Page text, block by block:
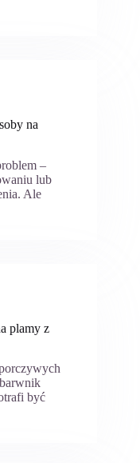
na
–
lub
Ale
plamy z
być